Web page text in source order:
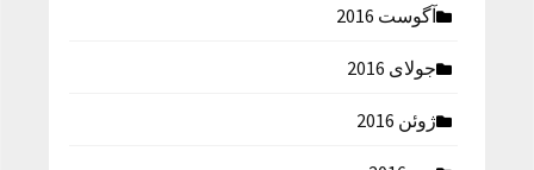
آگوست 2016
جولای 2016
ژوئن 2016